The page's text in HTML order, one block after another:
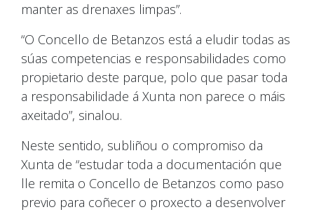
manter as drenaxes limpas”.
“O Concello de Betanzos está a eludir todas as
súas competencias e responsabilidades como
propietario deste parque, polo que pasar toda
a responsabilidade á Xunta non parece o máis
axeitado”, sinalou.
Neste sentido, subliñou o compromiso da
Xunta de “estudar toda a documentación que
lle remita o Concello de Betanzos como paso
previo para coñecer o proxecto a desenvolver